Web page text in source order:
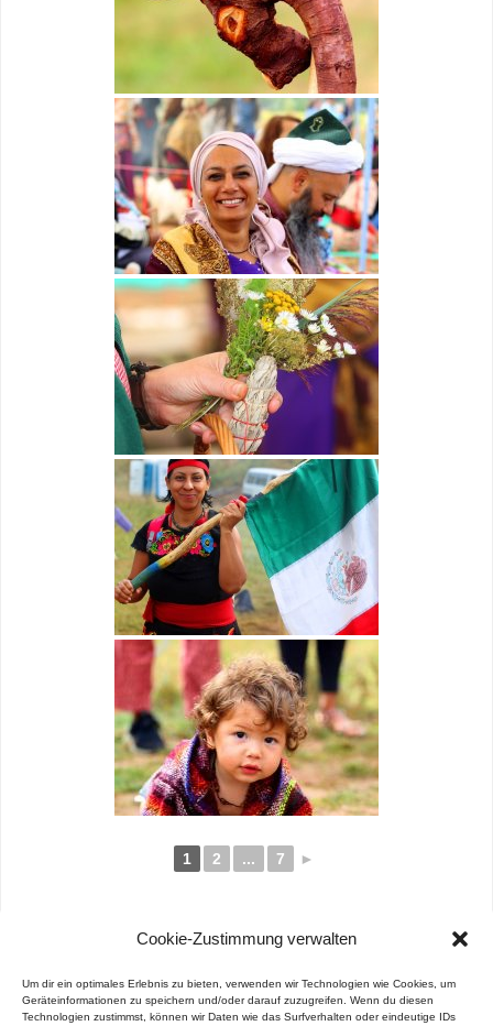
Cookie-Zustimmung verwalten
Um dir ein optimales Erlebnis zu bieten, verwenden wir Technologien wie Cookies, um
Geräteinformationen zu speichern und/oder darauf zuzugreifen. Wenn du diesen
Technologien zustimmst, können wir Daten wie das Surfverhalten oder eindeutige IDs
1 2 ... 7 ►
«Tabaco y Ceremonia (EN)
A new fire is seed –